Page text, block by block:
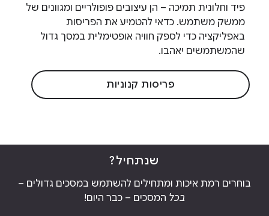
פיד וחלונית תמיכה – הן עיצובים פופולריים ומגוונים של
ממשק משתמש. כדאי להטמיע את הפריסות
באפליקציה כדי לספק חוויה אופטימלית במסך גדול
שהמשתמשים יאהבו.
פריסות קנוניות
שנתחיל?
בוחרים רמת איכות ומתחילים להשתמש במסכים גדולים –
בכל המסכים – כבר היום!